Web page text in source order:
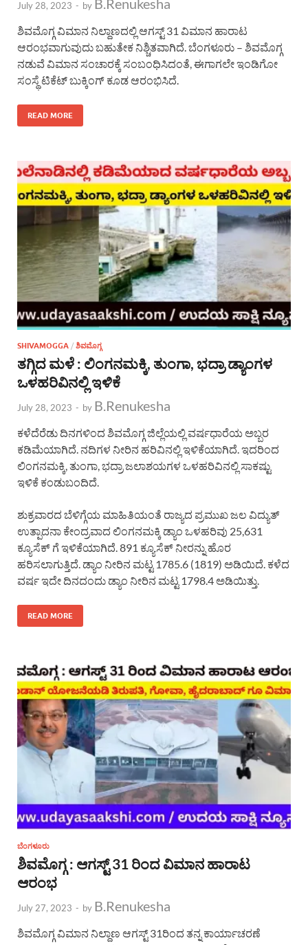
July 28, 2023 - by B.Renukesha
ಶಿವಮೊಗ್ಗ ವಿಮಾನ ನಿಲ್ದಾಣದಲ್ಲಿ ಆಗಸ್ಟ್ 31 ವಿಮಾನ ಹಾರಾಟ
ಆರಂಭವಾಗುವುದು ಬಹುತೇಕ ನಿಶ್ಚಿತವಾಗಿದೆ. ಬೆಂಗಳೂರು – ಶಿವಮೊಗ್ಗ
ನಡುವೆ ವಿಮಾನ ಸಂಚಾರಕ್ಕೆ ಸಂಬಂಧಿಸಿದಂತೆ, ಈಗಾಗಲೇ ಇಂಡಿಗೋ
ಸಂಸ್ಥೆ ಟಿಕೆಟ್ ಬುಕ್ಕಿಂಗ್ ಕೂಡ ಆರಂಭಿಸಿದೆ.
READ MORE
SHIVAMOGGA / ಶಿವಮೊಗ್ಗ
ತಗ್ಗಿದ ಮಳೆ : ಲಿಂಗನಮಕ್ಕಿ, ತುಂಗಾ, ಭದ್ರಾ ಡ್ಯಾಂಗಳ
ಒಳಹರಿವಿನಲ್ಲಿ ಇಳಿಕೆ
July 28, 2023 - by B.Renukesha
ಕಳೆದೆರೆಡು ದಿನಗಳಿಂದ ಶಿವಮೊಗ್ಗ ಜಿಲ್ಲೆಯಲ್ಲಿ ವರ್ಷಧಾರೆಯ ಅಬ್ಬರ
ಕಡಿಮೆಯಾಗಿದೆ. ನದಿಗಳ ನೀರಿನ ಹರಿವಿನಲ್ಲಿ ಇಳಿಕೆಯಾಗಿದೆ. ಇದರಿಂದ
ಲಿಂಗನಮಕ್ಕಿ, ತುಂಗಾ, ಭದ್ರಾ ಜಲಾಶಯಗಳ ಒಳಹರಿವಿನಲ್ಲಿ ಸಾಕಷ್ಟು
ಇಳಿಕೆ ಕಂಡುಬಂದಿದೆ.
ಶುಕ್ರವಾರದ ಬೆಳಿಗ್ಗೆಯ ಮಾಹಿತಿಯಂತೆ ರಾಜ್ಯದ ಪ್ರಮುಖ ಜಲ ವಿದ್ಯುತ್
ಉತ್ಪಾದನಾ ಕೇಂದ್ರವಾದ ಲಿಂಗನಮಕ್ಕಿ ಡ್ಯಾಂ ಒಳಹರಿವು 25,631
ಕ್ಯೂಸೆಕ್ ಗೆ ಇಳಿಕೆಯಾಗಿದೆ. 891 ಕ್ಯೂಸೆಕ್ ನೀರನ್ನು ಹೊರ
ಹರಿಸಲಾಗುತ್ತಿದೆ. ಡ್ಯಾಂ ನೀರಿನ ಮಟ್ಟ 1785.6 (1819) ಅಡಿಯಿದೆ. ಕಳೆದ
ವರ್ಷ ಇದೇ ದಿನದಂದು ಡ್ಯಾಂ ನೀರಿನ ಮಟ್ಟ 1798.4 ಅಡಿಯಿತ್ತು.
READ MORE
ಬೆಂಗಳೂರು
ಶಿವಮೊಗ್ಗ : ಆಗಸ್ಟ್ 31 ರಿಂದ ವಿಮಾನ ಹಾರಾಟ
ಆರಂಭ
July 27, 2023 - by B.Renukesha
ಶಿವಮೊಗ್ಗ ವಿಮಾನ ನಿಲ್ದಾಣ ಆಗಸ್ಟ್ 31ರಿಂದ ತನ್ನ‌ ಕಾರ್ಯಾಚರಣೆ